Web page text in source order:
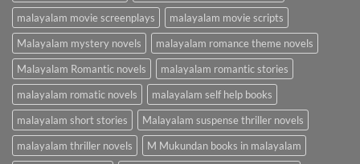
malayalam movie screenplays
malayalam movie scripts
Malayalam mystery novels
malayalam romance theme novels
Malayalam Romantic novels
malayalam romantic stories
malayalam romatic novels
malayalam self help books
malayalam short stories
Malayalam suspense thriller novels
malayalam thriller novels
M Mukundan books in malayalam